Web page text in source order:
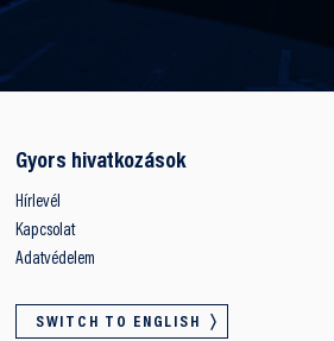
Gyors hivatkozások
Hírlevél
Kapcsolat
Adatvédelem
SWITCH TO ENGLISH